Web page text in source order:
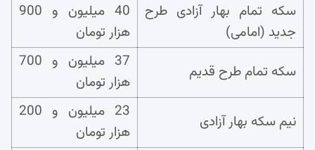
سکه تمام بهار آزادی طرح
جدید (امامی)
40 میلیون و 900
هزار تومان
سکه تمام طرح قدیم
37 میلیون و 700
هزار تومان
نیم سکه بهار آزادی
23 میلیون و 200
هزار تومان